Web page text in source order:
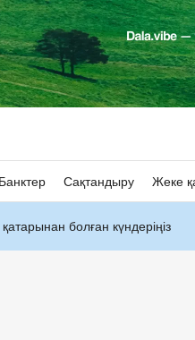
Банктер Сақтандыру Жеке
қатарынан болған күндеріңіз